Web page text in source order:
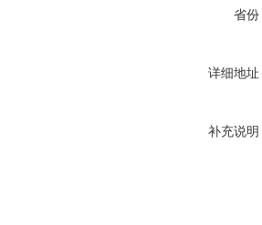
省份
详细地址
补充说明